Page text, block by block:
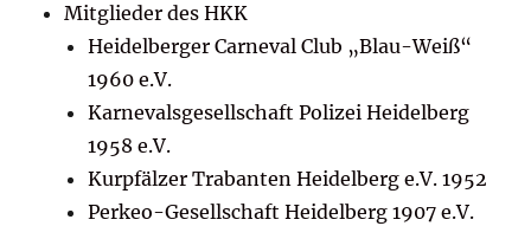
Mitglieder des HKK
Heidelberger Carneval Club „Blau-Weiß“
1960 e.V.
Karnevalsgesellschaft Polizei Heidelberg
1958 e.V.
Kurpfälzer Trabanten Heidelberg e.V. 1952
Perkeo-Gesellschaft Heidelberg 1907 e.V.